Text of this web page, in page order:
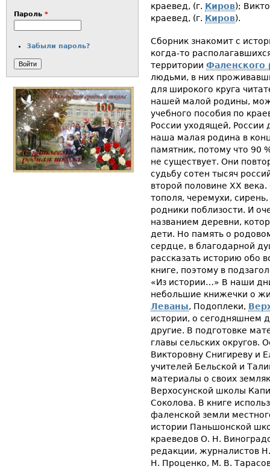
краевед, (г. Киров);
краевед, (г. Киров).
Сборник знакомит с
когда-то
территории Фаленского
людьми, в них
для широкого круга
нашей малой родины,
учебного пособия по
России уходящей, России
наша малая родина в
памятник, потому что 90
не существует. Они
судьбу сотен тысяч
второй половине XX
тополя, черемухи,
родники поблизости. И
названием деревни,
дети. Но память о
сердце, в благодарной
рассказать историю обо
книге, поэтому в
«Из истории…» В наши
небольшие книжечки о
Леваны, Подоплеки,
истории, о сегодняшнем
другие. В подготовке
главы сельских округов.
Викторовну Снигиреву и
учителей Бельской и
материалы о своих
Верхосунской школы
Соколова. В книге
фаленской земли
истории Паньшонской
краеведов О. Н.
редакции, журналистов
Н. Проценко, М. В.
Пароль *
Забыли пароль?